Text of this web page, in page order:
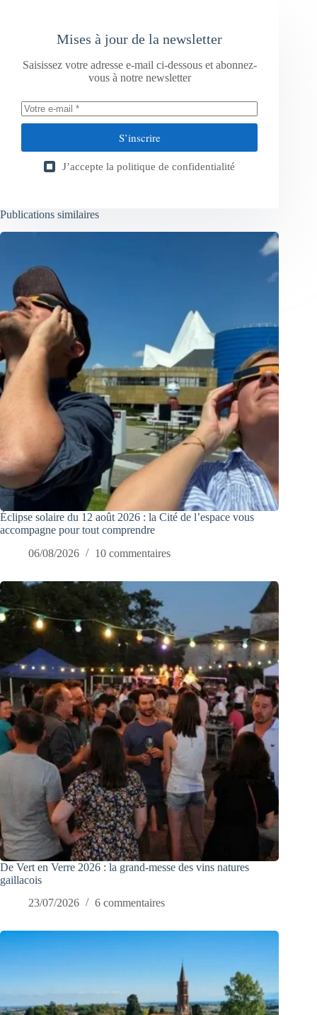
Mises à jour de la newsletter
Saisissez votre adresse e-mail ci-dessous et abonnez-
vous à notre newsletter
S’inscrire
J’accepte la politique de confidentialité
Publications similaires
Éclipse solaire du 12 août 2026 : la Cité de l’espace vous
accompagne pour tout comprendre
06/08/2026
10 commentaires
De Vert en Verre 2026 : la grand-messe des vins natures
gaillacois
23/07/2026
6 commentaires